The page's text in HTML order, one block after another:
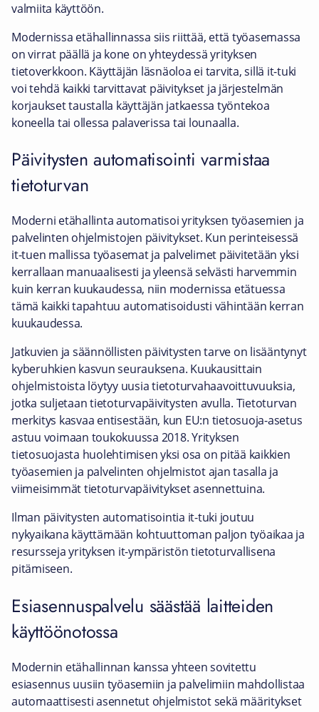
valmiita käyttöön.
Modernissa etähallinnassa siis riittää, että työasemassa
on virrat päällä ja kone on yhteydessä yrityksen
tietoverkkoon. Käyttäjän läsnäoloa ei tarvita, sillä it-tuki
voi tehdä kaikki tarvittavat päivitykset ja järjestelmän
korjaukset taustalla käyttäjän jatkaessa työntekoa
koneella tai ollessa palaverissa tai lounaalla.
Päivitysten automatisointi varmistaa
tietoturvan
Moderni etähallinta automatisoi yrityksen työasemien ja
palvelinten ohjelmistojen päivitykset. Kun perinteisessä
it-tuen mallissa työasemat ja palvelimet päivitetään yksi
kerrallaan manuaalisesti ja yleensä selvästi harvemmin
kuin kerran kuukaudessa, niin modernissa etätuessa
tämä kaikki tapahtuu automatisoidusti vähintään kerran
kuukaudessa.
Jatkuvien ja säännöllisten päivitysten tarve on lisääntynyt
kyberuhkien kasvun seurauksena. Kuukausittain
ohjelmistoista löytyy uusia tietoturvahaavoittuvuuksia,
jotka suljetaan tietoturvapäivitysten avulla. Tietoturvan
merkitys kasvaa entisestään, kun EU:n tietosuoja-asetus
astuu voimaan toukokuussa 2018. Yrityksen
tietosuojasta huolehtimisen yksi osa on pitää kaikkien
työasemien ja palvelinten ohjelmistot ajan tasalla ja
viimeisimmät tietoturvapäivitykset asennettuina.
Ilman päivitysten automatisointia it-tuki joutuu
nykyaikana käyttämään kohtuuttoman paljon työaikaa ja
resursseja yrityksen it-ympäristön tietoturvallisena
pitämiseen.
Esiasennuspalvelu säästää laitteiden
käyttöönotossa
Modernin etähallinnan kanssa yhteen sovitettu
esiasennus uusiin työasemiin ja palvelimiin mahdollistaa
automaattisesti asennetut ohjelmistot sekä määritykset